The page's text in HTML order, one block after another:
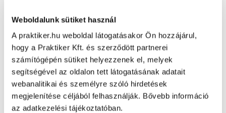
Weboldalunk sütiket használ
A praktiker.hu weboldal látogatásakor Ön hozzájárul,
hogy a Praktiker Kft. és szerződött partnerei
számítógépén sütiket helyezzenek el, melyek
segítségével az oldalon tett látogatásának adatait
webanalitikai és személyre szóló hirdetések
megjelenítése céljából felhasználják. Bővebb információ
az adatkezelési tájékoztatóban.
Oldal újratöltése